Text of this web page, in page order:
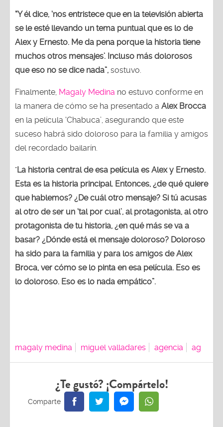
“Y él dice, ‘nos entristece que en la televisión abierta
se le esté llevando un tema puntual que es lo de
Alex y Ernesto. Me da pena porque la historia tiene
muchos otros mensajes’. Incluso más dolorosos
que eso no se dice nada”, sostuvo.
Finalmente, Magaly Medina no estuvo conforme en
la manera de cómo se ha presentado a Alex Brocca
en la película ‘Chabuca’, asegurando que este
suceso habrá sido doloroso para la familia y amigos
del recordado bailarín.
"La historia central de esa película es Alex y Ernesto.
Esta es la historia principal. Entonces, ¿de qué quiere
que hablemos? ¿De cuál otro mensaje? Si tú acusas
al otro de ser un ‘tal por cual’, al protagonista, al otro
protagonista de tu historia, ¿en qué más se va a
basar? ¿Dónde está el mensaje doloroso? Doloroso
ha sido para la familia y para los amigos de Alex
Broca, ver cómo se lo pinta en esa película. Eso es
lo doloroso. Eso es lo nada empático”.
magaly medina miguel valladares agencia ag
¿Te gustó? ¡Compártelo!